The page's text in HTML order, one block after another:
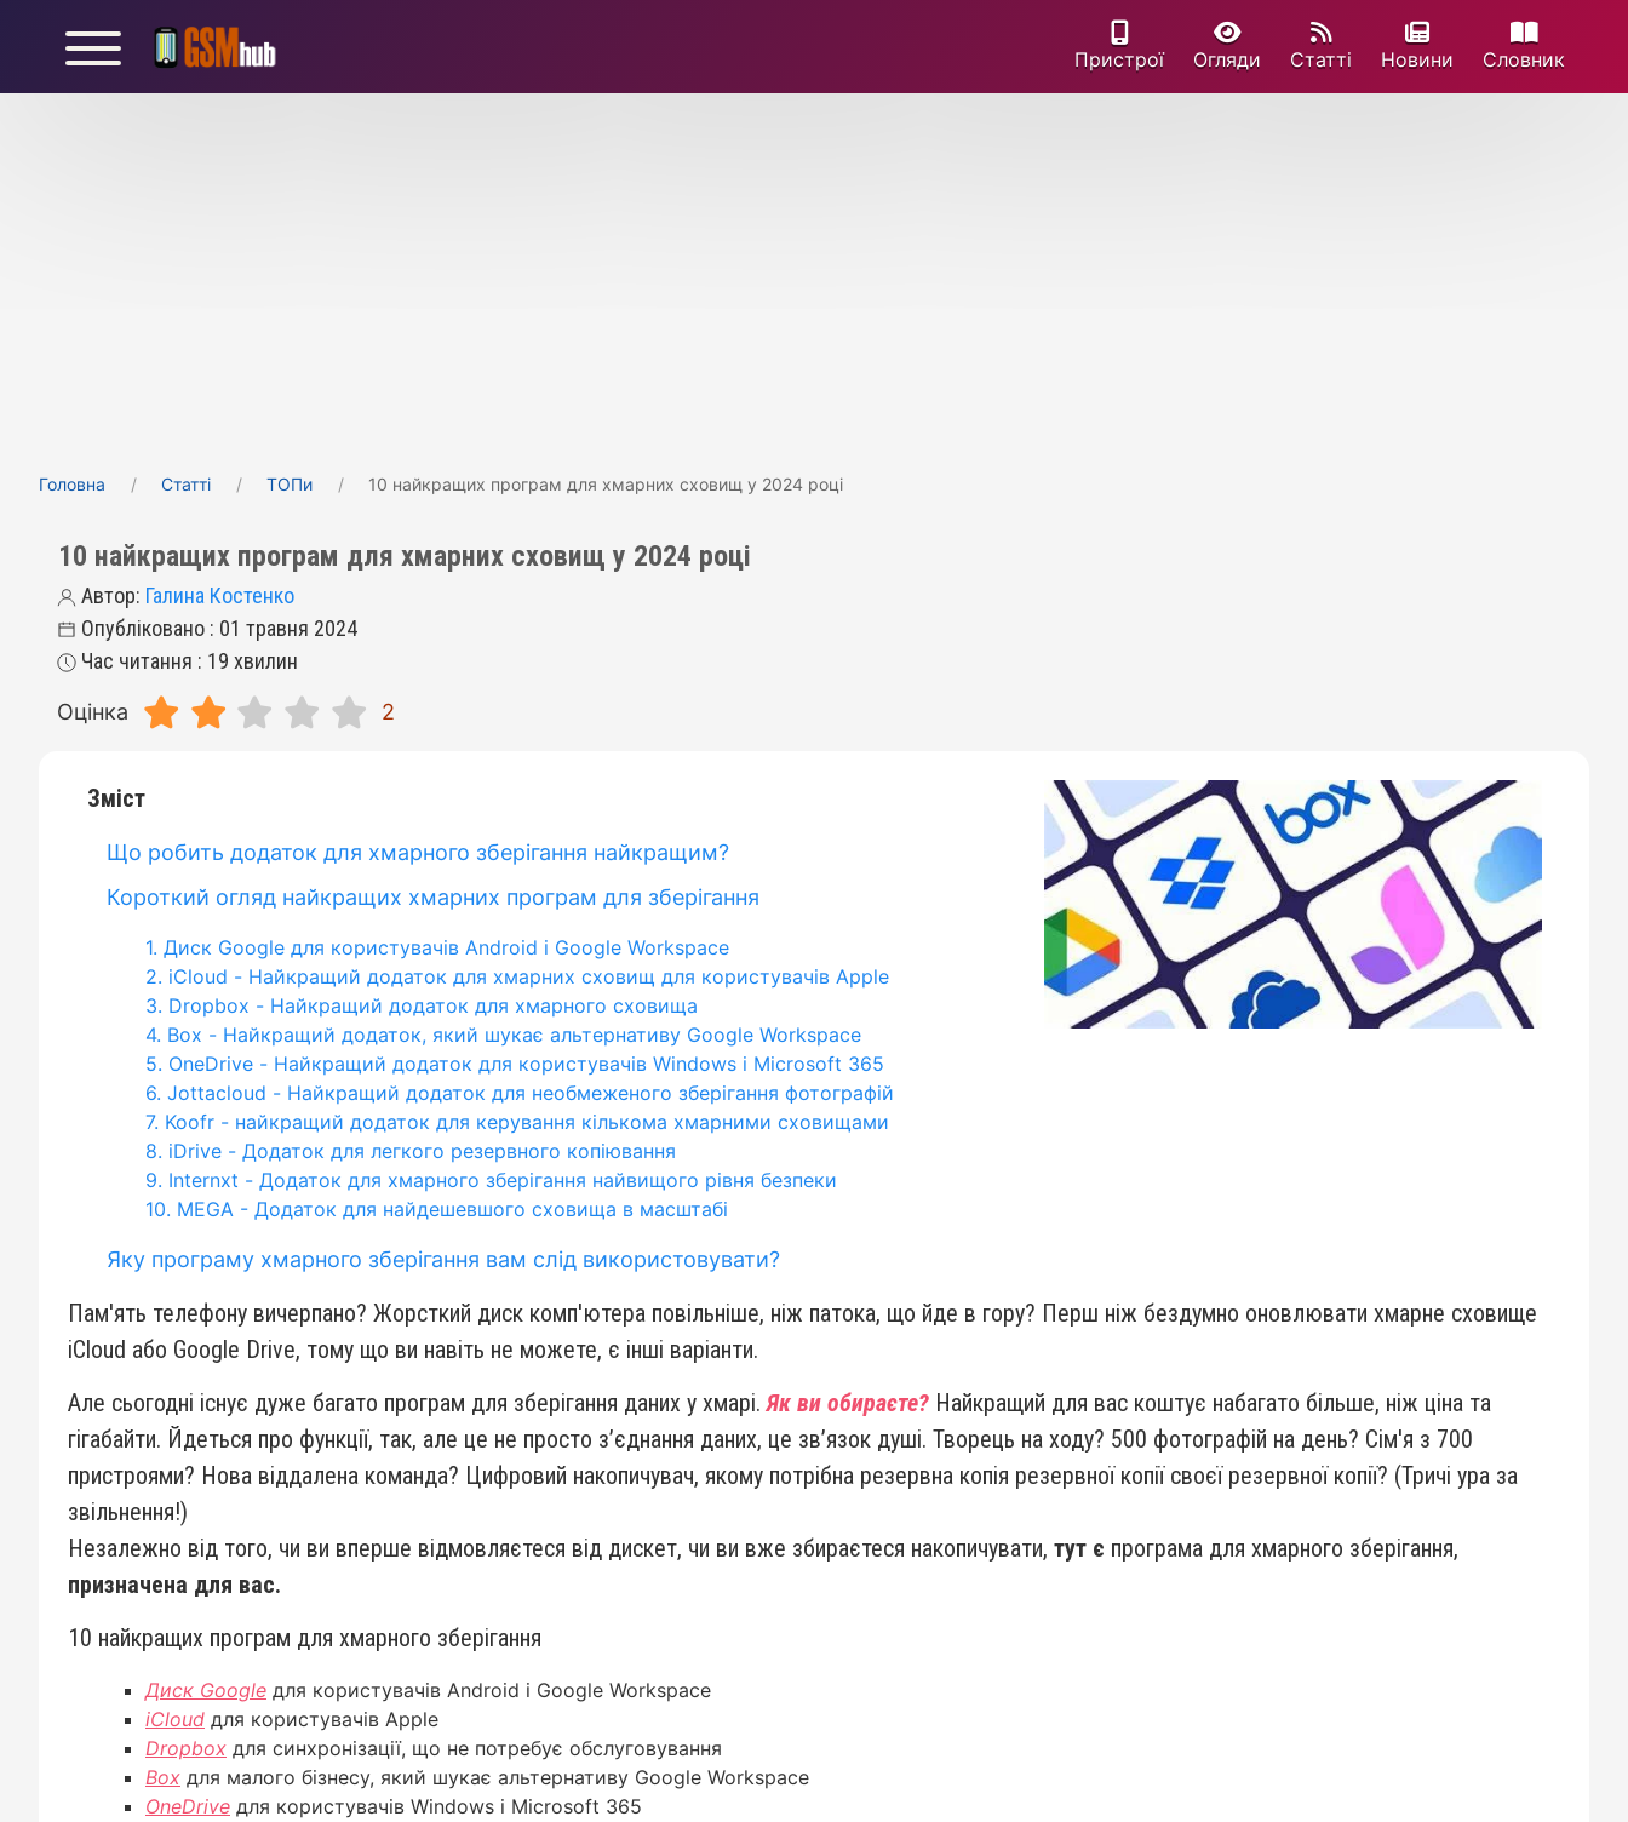
Пристрої Огляди Статті Новини Cловник
Головна Статті ТОПи 10 найкращих програм для хмарних сховищ у 2024 році
10 найкращих програм для хмарних сховищ у 2024 році
Автор: Галина Костенко
Опубліковано : 01 травня 2024
Час читання : 19 хвилин
Оцінка
2
Зміст
Що робить додаток для хмарного зберігання найкращим?
Короткий огляд найкращих хмарних програм для зберігання
1. Диск Google для користувачів Android і Google Workspace
2. iCloud - Найкращий додаток для хмарних сховищ для користувачів Apple
3. Dropbox - Найкращий додаток для хмарного сховища
4. Box - Найкращий додаток, який шукає альтернативу Google Workspace
5. OneDrive - Найкращий додаток для користувачів Windows і Microsoft 365
6. Jottacloud - Найкращий додаток для необмеженого зберігання фотографій
7. Koofr - найкращий додаток для керування кількома хмарними сховищами
8. iDrive - Додаток для легкого резервного копіювання
9. Internxt - Додаток для хмарного зберігання найвищого рівня безпеки
10. MEGA - Додаток для найдешевшого сховища в масштабі
Яку програму хмарного зберігання вам слід використовувати?
Пам'ять телефону вичерпано? Жорсткий диск комп'ютера повільніше, ніж патока, що йде в гору? Перш ніж бездумно оновлювати хмарне сховище
iCloud або Google Drive, тому що ви навіть не можете, є інші варіанти.
Але сьогодні існує дуже багато програм для зберігання даних у хмарі. Як ви обираєте? Найкращий для вас коштує набагато більше, ніж ціна та
гігабайти. Йдеться про функції, так, але це не просто з’єднання даних, це зв’язок душі. Творець на ходу? 500 фотографій на день? Сім'я з 700
пристроями? Нова віддалена команда? Цифровий накопичувач, якому потрібна резервна копія резервної копії своєї резервної копії? (Тричі ура за
звільнення!)
Незалежно від того, чи ви вперше відмовляєтеся від дискет, чи ви вже збираєтеся накопичувати, тут є програма для хмарного зберігання,
призначена для вас.
10 найкращих програм для хмарного зберігання
Диск Google для користувачів Android і Google Workspace
iCloud для користувачів Apple
Dropbox для синхронізації, що не потребує обслуговування
Box для малого бізнесу, який шукає альтернативу Google Workspace
OneDrive для користувачів Windows і Microsoft 365